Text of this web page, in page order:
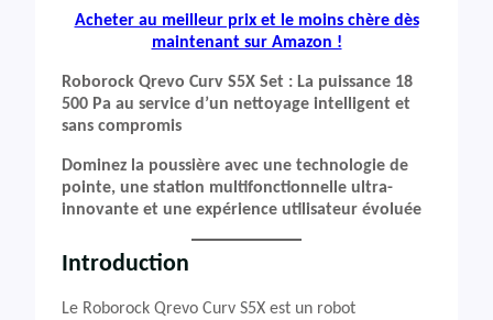
Acheter au meilleur prix et le moins chère dès
maintenant sur Amazon !
Roborock Qrevo Curv S5X Set : La puissance 18
500 Pa au service d’un nettoyage intelligent et
sans compromis
Dominez la poussière avec une technologie de
pointe, une station multifonctionnelle ultra-
innovante et une expérience utilisateur évoluée
Introduction
Le Roborock Qrevo Curv S5X est un robot